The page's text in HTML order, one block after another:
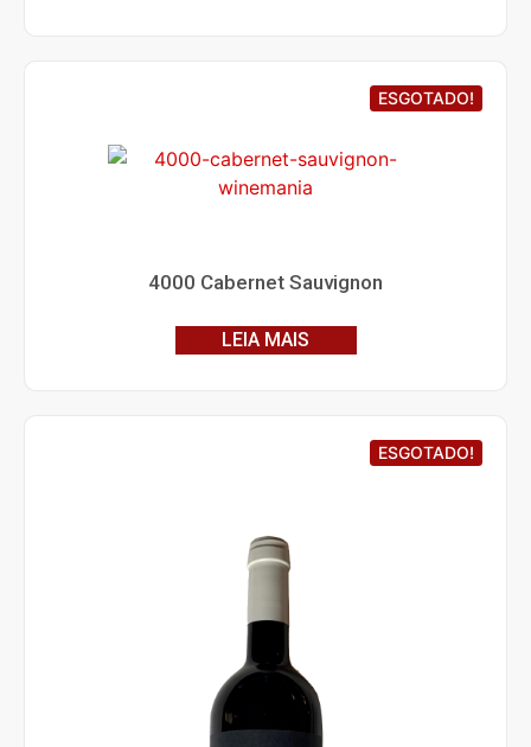
ESGOTADO!
4000 Cabernet Sauvignon
LEIA MAIS
ESGOTADO!